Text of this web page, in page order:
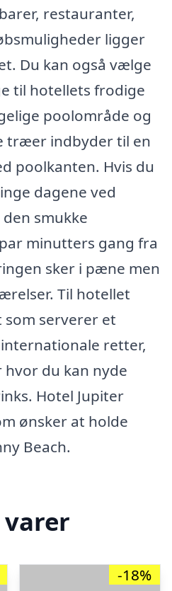
restauranter,
ligger
Du kan også vælge
til hotellets frodige
poolområde og
træer indbyder til en
poolkanten. Hvis du
dagene ved
smukke
minutters gang fra
sker i pæne men
Til hotellet
serverer et
retter,
hvor du kan nyde
Hotel Jupiter
ønsker at holde
Beach.
varer
-18%